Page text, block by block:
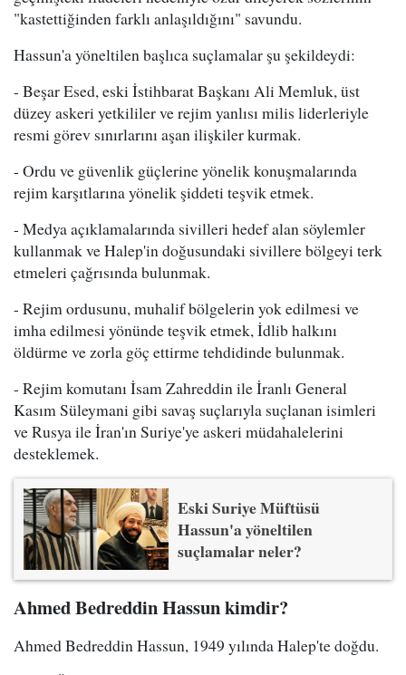
"kastettiğinden farklı anlaşıldığını" savundu.
Hassun'a yöneltilen başlıca suçlamalar şu şekildeydi:
- Beşar Esed, eski İstihbarat Başkanı Ali Memluk, üst
düzey askeri yetkililer ve rejim yanlısı milis liderleriyle
resmi görev sınırlarını aşan ilişkiler kurmak.
- Ordu ve güvenlik güçlerine yönelik konuşmalarında
rejim karşıtlarına yönelik şiddeti teşvik etmek.
- Medya açıklamalarında sivilleri hedef alan söylemler
kullanmak ve Halep'in doğusundaki sivillere bölgeyi terk
etmeleri çağrısında bulunmak.
- Rejim ordusunu, muhalif bölgelerin yok edilmesi ve
imha edilmesi yönünde teşvik etmek, İdlib halkını
öldürme ve zorla göç ettirme tehdidinde bulunmak.
- Rejim komutanı İsam Zahreddin ile İranlı General
Kasım Süleymani gibi savaş suçlarıyla suçlanan isimleri
ve Rusya ile İran'ın Suriye'ye askeri müdahalelerini
desteklemek.
Eski Suriye Müftüsü
Hassun'a yöneltilen
suçlamalar neler?
Ahmed Bedreddin Hassun kimdir?
Ahmed Bedreddin Hassun, 1949 yılında Halep'te doğdu.